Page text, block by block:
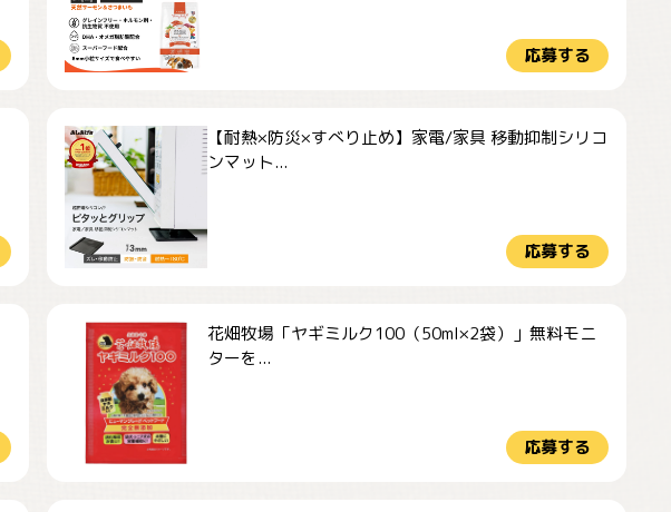
応募する
【耐熱×防災×すべり止め】家電/家具 移動抑制シリコ
ンマット...
応募する
花畑牧場「ヤギミルク100（50ml×2袋）」無料モニ
ターを...
応募する